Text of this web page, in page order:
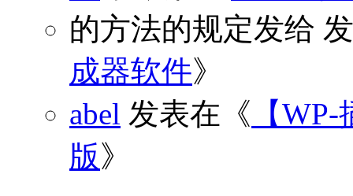
的方法的规定发给
成器软件》
abel 发表在《 【
版》